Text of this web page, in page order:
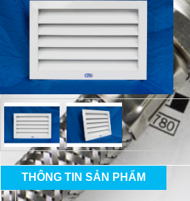
THÔNG TIN SẢN PHẨM